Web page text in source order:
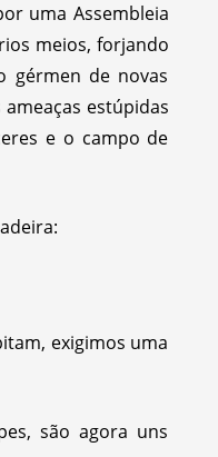
uma Assembleia
meios, forjando
gérmen de novas
estúpidas
e o campo de
exigimos uma
são agora uns